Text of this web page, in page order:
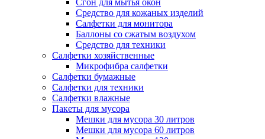
Сгон для мытья окон
Средство для кожаных изделий
Салфетки для монитора
Баллоны со сжатым воздухом
Средство для техники
Салфетки хозяйственные
Микрофибра салфетки
Салфетки бумажные
Салфетки для техники
Салфетки влажные
Пакеты для мусора
Мешки для мусора 30 литров
Мешки для мусора 60 литров